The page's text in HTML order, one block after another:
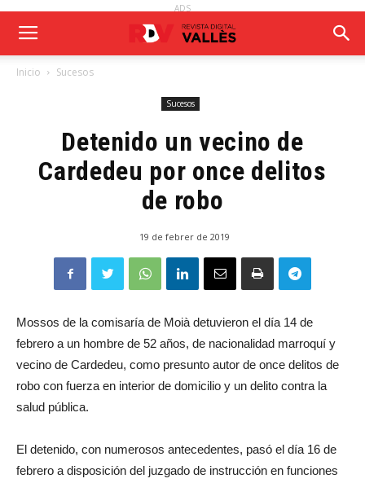
ADS
Inicio Sucesos
Sucesos
Detenido un vecino de
Cardedeu por once delitos
de robo
19 de febrer de 2019
Mossos de la comisaría de Moià detuvieron el día 14 de
febrero a un hombre de 52 años, de nacionalidad marroquí y
vecino de Cardedeu, como presunto autor de once delitos de
robo con fuerza en interior de domicilio y un delito contra la
salud pública.
El detenido, con numerosos antecedentes, pasó el día 16 de
febrero a disposición del juzgado de instrucción en funciones